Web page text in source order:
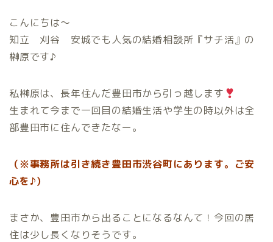
こんにちは〜
知立 刈谷 安城でも人気の結婚相談所『サチ活』の
榊原です♪
私榊原は、長年住んだ豊田市から引っ越します
生まれて今まで一回目の結婚生活や学生の時以外は全
部豊田市に住んできたなー。
（※事務所は引き続き豊田市渋谷町にあります。ご安
心を♪）
まさか、豊田市から出ることになるなんて！今回の居
住は少し長くなりそうです。